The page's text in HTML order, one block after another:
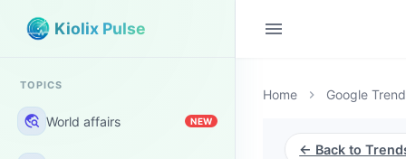
Kiolix Pulse
TOPICS
travel_explore World affairs NEW
menu
Home chevron_right Google
← Back to